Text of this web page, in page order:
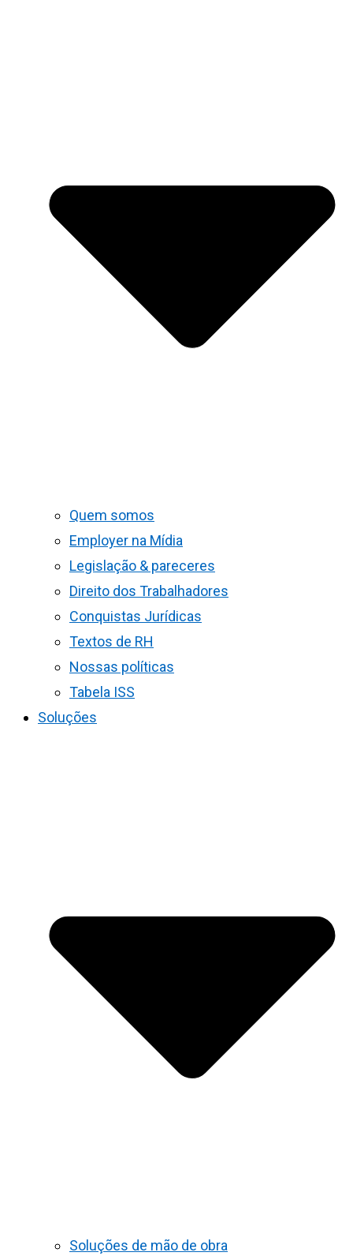
Quem somos
Employer na Mídia
Legislação & pareceres
Direito dos Trabalhadores
Conquistas Jurídicas
Textos de RH
Nossas políticas
Tabela ISS
Soluções
Soluções de mão de obra